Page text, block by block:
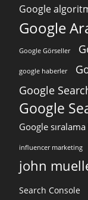
Google
Google
Google Görseller
google haberler
Google
Google
Google
influencer marketing
john
Search Console